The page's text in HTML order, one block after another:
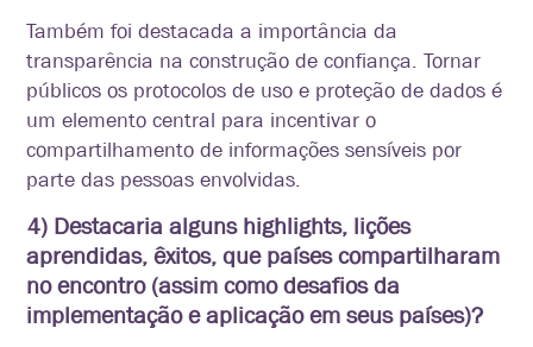
Também foi destacada a importância da
transparência na construção de confiança. Tornar
públicos os protocolos de uso e proteção de dados é
um elemento central para incentivar o
compartilhamento de informações sensíveis por
parte das pessoas envolvidas.
4) Destacaria alguns highlights, lições
aprendidas, êxitos, que países compartilharam
no encontro (assim como desafios da
implementação e aplicação em seus países)?